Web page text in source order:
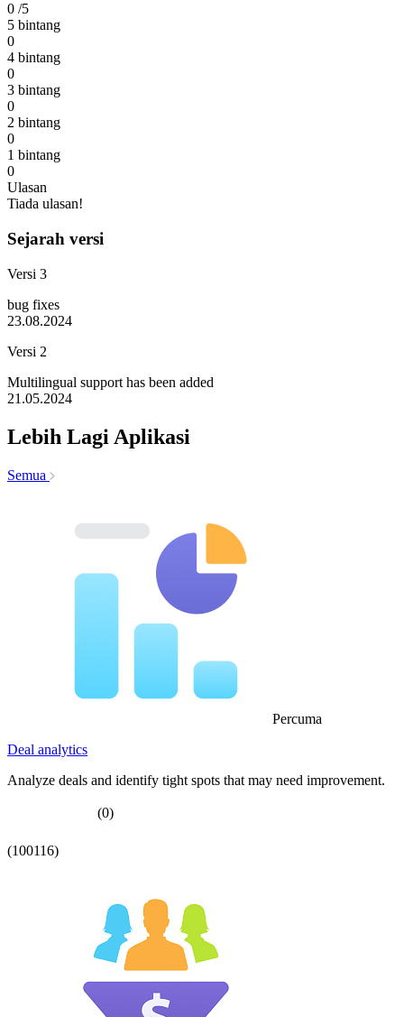
0 /5
5 bintang
0
4 bintang
0
3 bintang
0
2 bintang
0
1 bintang
0
Ulasan
Tiada ulasan!
Sejarah versi
Versi 3
bug fixes
23.08.2024
Versi 2
Multilingual support has been added
21.05.2024
Lebih Lagi Aplikasi
Semua
Percuma
Deal analytics
Analyze deals and identify tight spots that may need improvement.
(0)
(100116)